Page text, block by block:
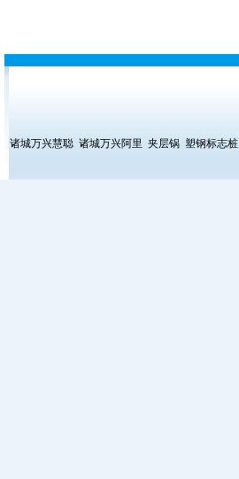
诸城万兴慧聪 诸城万兴阿里 夹层锅 塑钢标志桩